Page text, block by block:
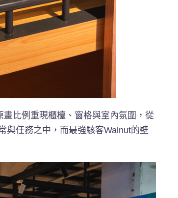
比例重現櫃檯、窗格與室內氛圍，從
與任務之中，而最強駭客Walnut的壁